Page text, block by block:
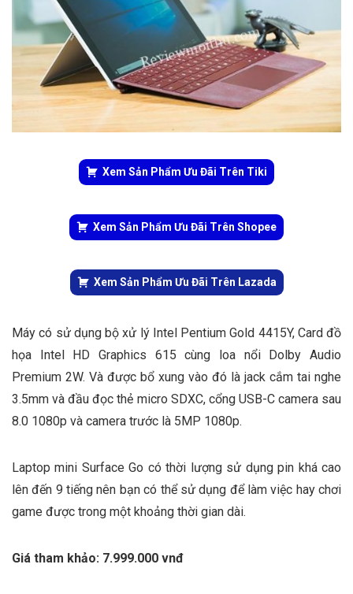
Xem Sản Phẩm Ưu Đãi Trên Tiki
Xem Sản Phẩm Ưu Đãi Trên Shopee
Xem Sản Phẩm Ưu Đãi Trên Lazada
Máy có sử dụng bộ xử lý Intel Pentium Gold 4415Y, Card đồ
họa Intel HD Graphics 615 cùng loa nổi Dolby Audio
Premium 2W. Và được bổ xung vào đó là jack cắm tai nghe
3.5mm và đầu đọc thẻ micro SDXC, cổng USB-C camera sau
8.0 1080p và camera trước là 5MP 1080p.
Laptop mini Surface Go có thời lượng sử dụng pin khá cao
lên đến 9 tiếng nên bạn có thể sử dụng để làm việc hay chơi
game được trong một khoảng thời gian dài.
Giá tham khảo: 7.999.000 vnđ